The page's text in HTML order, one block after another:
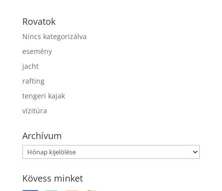
Rovatok
Nincs kategorizálva
esemény
jacht
rafting
tengeri kajak
vízitúra
Archívum
Archívum
Kövess minket